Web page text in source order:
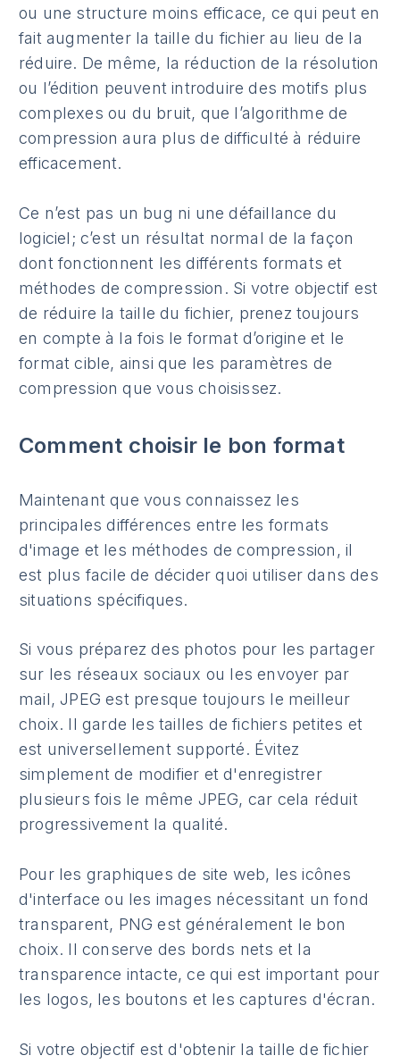
ou une structure moins efficace, ce qui peut en
fait augmenter la taille du fichier au lieu de la
réduire. De même, la réduction de la résolution
ou l’édition peuvent introduire des motifs plus
complexes ou du bruit, que l’algorithme de
compression aura plus de difficulté à réduire
efficacement.
Ce n’est pas un bug ni une défaillance du
logiciel; c’est un résultat normal de la façon
dont fonctionnent les différents formats et
méthodes de compression. Si votre objectif est
de réduire la taille du fichier, prenez toujours
en compte à la fois le format d’origine et le
format cible, ainsi que les paramètres de
compression que vous choisissez.
Comment choisir le bon format
Maintenant que vous connaissez les
principales différences entre les formats
d'image et les méthodes de compression, il
est plus facile de décider quoi utiliser dans des
situations spécifiques.
Si vous préparez des photos pour les partager
sur les réseaux sociaux ou les envoyer par
mail, JPEG est presque toujours le meilleur
choix. Il garde les tailles de fichiers petites et
est universellement supporté. Évitez
simplement de modifier et d'enregistrer
plusieurs fois le même JPEG, car cela réduit
progressivement la qualité.
Pour les graphiques de site web, les icônes
d'interface ou les images nécessitant un fond
transparent, PNG est généralement le bon
choix. Il conserve des bords nets et la
transparence intacte, ce qui est important pour
les logos, les boutons et les captures d'écran.
Si votre objectif est d'obtenir la taille de fichier